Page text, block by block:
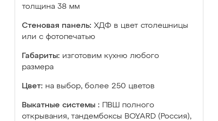
толщина 38 мм
Стеновая панель: ХДФ в цвет столешницы
или с фотопечатью
Габариты: изготовим кухню любого
размера
Цвет: на выбор, более 250 цветов
Выкатные системы :
ПВШ полного
открывания, тандембоксы BOYARD (Россия),